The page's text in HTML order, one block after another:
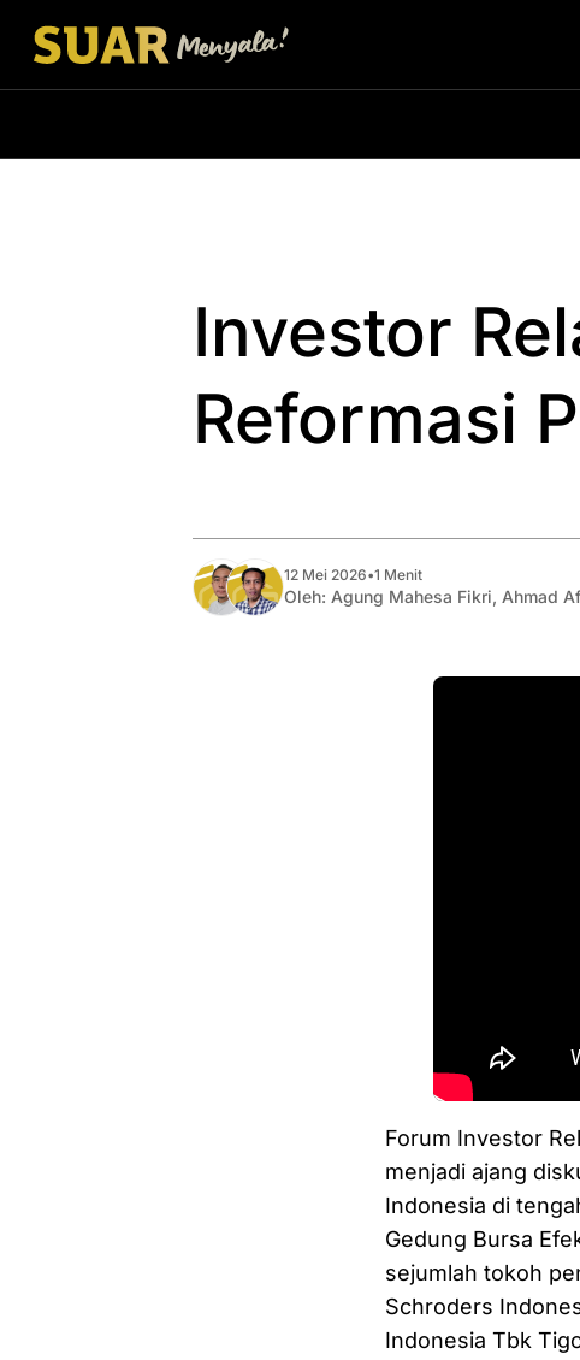
Investor
Reformasi
12 Mei 2026•1 Menit
Oleh: Agung Mahesa Fikri, Ahmad
Forum Investor
menjadi ajang
Indonesia di
Gedung Bursa
sejumlah tokoh
Schroders
Indonesia Tbk